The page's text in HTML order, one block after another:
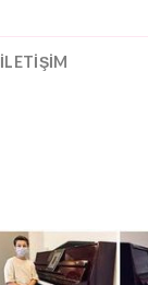
İLETİŞİM